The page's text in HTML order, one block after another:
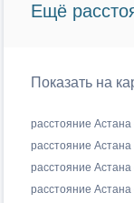
Ещё
Показать на
расстояние
расстояние
расстояние
расстояние